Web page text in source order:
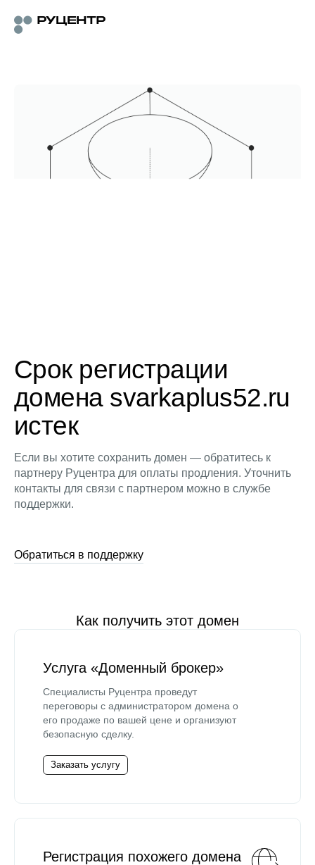
Срок регистрации
домена svarkaplus52.ru
истек
Если вы хотите сохранить домен — обратитесь к
партнеру Руцентра для оплаты продления. Уточнить
контакты для связи с партнером можно в службе
поддержки.
Обратиться в поддержку
Как получить этот домен
Услуга «Доменный брокер»
Специалисты Руцентра проведут
переговоры с администратором домена о
его продаже по вашей цене и организуют
безопасную сделку.
Заказать услугу
Регистрация похожего домена